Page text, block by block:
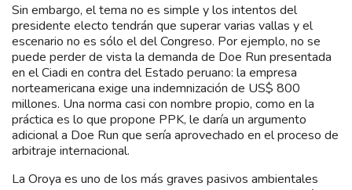
Sin embargo, el tema no es simple y los intentos del
presidente electo tendrán que superar varias vallas y el
escenario no es sólo el del Congreso. Por ejemplo, no se
puede perder de vista la demanda de Doe Run presentada
en el Ciadi en contra del Estado peruano: la empresa
norteamericana exige una indemnización de US$ 800
millones. Una norma casi con nombre propio, como en la
práctica es lo que propone PPK, le daría un argumento
adicional a Doe Run que sería aprovechado en el proceso de
arbitraje internacional.
La Oroya es uno de los más graves pasivos ambientales